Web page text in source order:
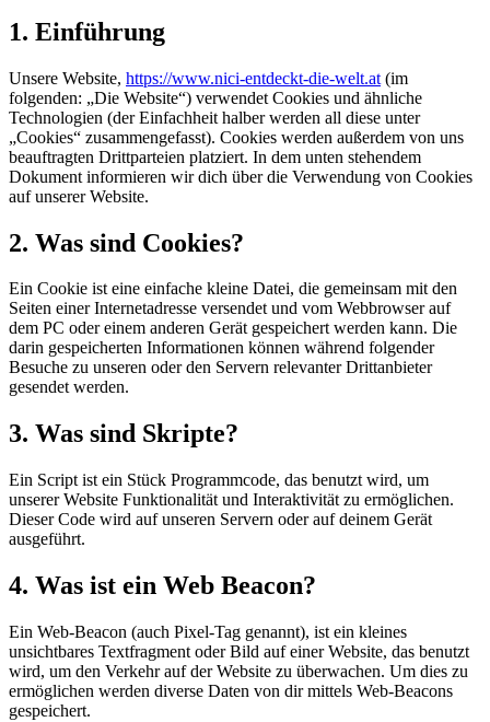
1. Einführung
Unsere Website, https://www.nici-entdeckt-die-welt.at (im
folgenden: „Die Website“) verwendet Cookies und ähnliche
Technologien (der Einfachheit halber werden all diese unter
„Cookies“ zusammengefasst). Cookies werden außerdem von uns
beauftragten Drittparteien platziert. In dem unten stehendem
Dokument informieren wir dich über die Verwendung von Cookies
auf unserer Website.
2. Was sind Cookies?
Ein Cookie ist eine einfache kleine Datei, die gemeinsam mit den
Seiten einer Internetadresse versendet und vom Webbrowser auf
dem PC oder einem anderen Gerät gespeichert werden kann. Die
darin gespeicherten Informationen können während folgender
Besuche zu unseren oder den Servern relevanter Drittanbieter
gesendet werden.
3. Was sind Skripte?
Ein Script ist ein Stück Programmcode, das benutzt wird, um
unserer Website Funktionalität und Interaktivität zu ermöglichen.
Dieser Code wird auf unseren Servern oder auf deinem Gerät
ausgeführt.
4. Was ist ein Web Beacon?
Ein Web-Beacon (auch Pixel-Tag genannt), ist ein kleines
unsichtbares Textfragment oder Bild auf einer Website, das benutzt
wird, um den Verkehr auf der Website zu überwachen. Um dies zu
ermöglichen werden diverse Daten von dir mittels Web-Beacons
gespeichert.